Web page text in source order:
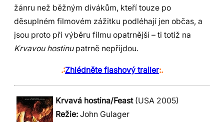
žánru než běžným divákům, kteří touze po
děsuplném filmovém zážitku podléhají jen občas, a
jsou proto při výběru filmu opatrnější – ti totiž na
Krvavou hostinupatrně nepřijdou.
.:Zhlédněte flashový trailer:.
Krvavá hostina/Feast (USA 2005)
Režie: John Gulager